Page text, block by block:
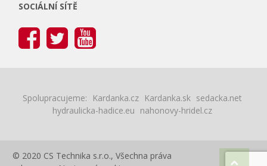
SOCIÁLNÍ SÍTĚ
Spolupracujeme: Kardanka.cz Kardanka.sk sedacka.net
hydraulicka-hadice.eu nahonovy-hridel.cz
© 2020 CS Technika s.r.o., Všechna práva